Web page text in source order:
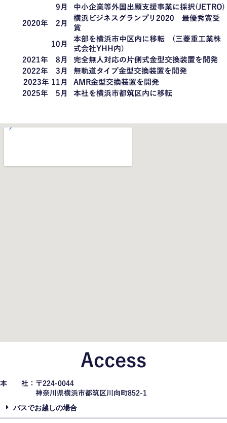
9月
中小企業等外国出願支援事業に採択(JETRO)
2020年 2月
横浜ビジネスグランプリ2020 最優秀賞受
賞
10月
本部を横浜市中区内に移転 (三菱重工業株
式会社YHH内)
2021年 8月
完全無人対応の片側式金型交換装置を開発
2022年 3月
無軌道タイプ金型交換装置を開発
2023年 11月
AMR金型交換装置を開発
2025年 5月
本社を横浜市都筑区内に移転
Access
本 社：〒224-0044
神奈川県横浜市都筑区川向町852-1
バスでお越しの場合